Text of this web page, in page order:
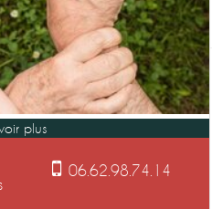
06.62.98.74.14